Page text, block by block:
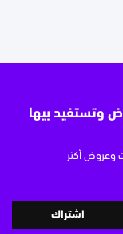
وتستفيد بيها
وعروض أكتر